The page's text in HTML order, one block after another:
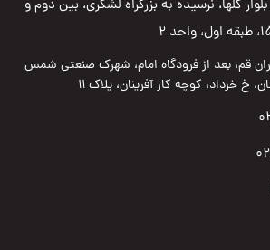
بلوار گلها، نرسیده به بزرگراه لشکری، بین دوم و
قم، بعد از فرودگاه امام، شهرک صنعتی شمس
خ خرداد، کوچه کار آفرینان، پلاک ۱۱